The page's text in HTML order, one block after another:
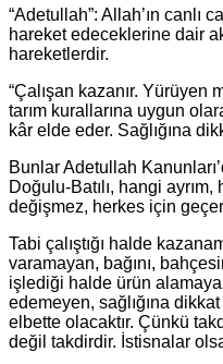
“Adetullah”: Allah’ın canlı
hareket edeceklerine dair
hareketlerdir.
“Çalışan kazanır. Yürüyen
tarım kurallarına uygun
kâr elde eder. Sağlığına
Bunlar Adetullah
Doğulu-Batılı, hangi
değişmez, herkes için
Tabi çalıştığı halde
varamayan, bağını,
işlediği halde ürün
edemeyen, sağlığına
elbette olacaktır. Çünkü
değil takdirdir. İstisnalar